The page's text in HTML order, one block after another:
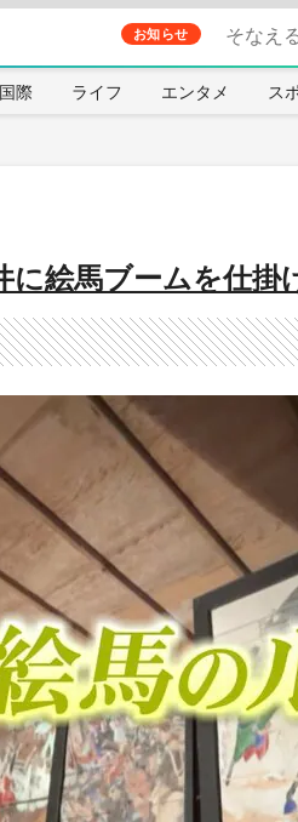
お知らせ そなえ
国際 ライフ エンタメ ス
に絵馬ブームを仕